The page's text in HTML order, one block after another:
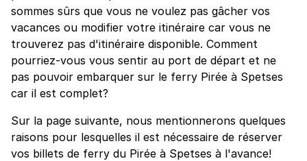
sommes sûrs que vous ne voulez pas gâcher vos
vacances ou modifier votre itinéraire car vous ne
trouverez pas d'itinéraire disponible. Comment
pourriez-vous vous sentir au port de départ et ne
pas pouvoir embarquer sur le ferry Pirée à Spetses
car il est complet?
Sur la page suivante, nous mentionnerons quelques
raisons pour lesquelles il est nécessaire de réserver
vos billets de ferry du Pirée à Spetses à l'avance!